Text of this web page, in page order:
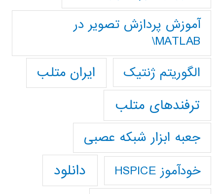
آموزش پردازش تصوير در
MATLAB\
الگوریتم ژنتیک
ایران متلب
ترفندهای متلب
جعبه ابزار شبکه عصبی
خودآموز HSPICE دانلود